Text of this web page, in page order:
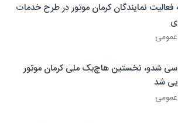
فعالیت نمایندگان کرمان موتور در طرح خدمات
عمومی
شدو، نخستین هاچ‌بک ملی کرمان موتور
شد
عمومی